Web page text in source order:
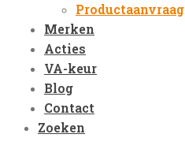
Productaanvraag
Merken
Acties
VA-keur
Blog
Contact
Zoeken